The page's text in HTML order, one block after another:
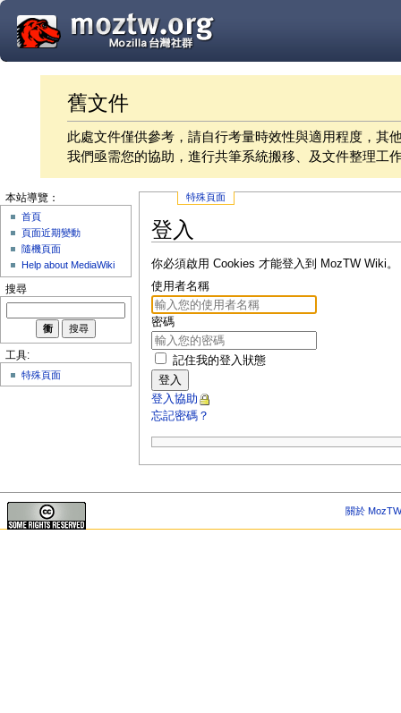
舊文件
此處文件僅供參考，請自行考量時效性與適用程度，其
我們亟需您的協助，進行共筆系統搬移、及文件整理工
特殊頁面
登入
你必須啟用 Cookies 才能登入到 MozTW Wiki。
使用者名稱
密碼
記住我的登入狀態
登入
登入協助
忘記密碼？
本站導覽：
首頁
頁面近期變動
隨機頁面
Help about MediaWiki
搜尋
工具:
特殊頁面
關於